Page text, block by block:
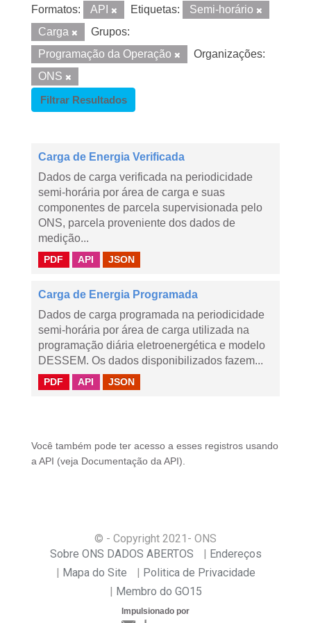
Formatos: API Etiquetas:
Semi-horário
Carga
Grupos:
Programação da Operação
Organizações:
ONS
Filtrar Resultados
Carga de Energia Verificada
Dados de carga verificada na periodicidade
semi-horária por área de carga e suas
componentes de parcela supervisionada pelo
ONS, parcela proveniente dos dados de
medição...
PDF API JSON
Carga de Energia Programada
Dados de carga programada na periodicidade
semi-horária por área de carga utilizada na
programação diária eletroenergética e modelo
DESSEM. Os dados disponibilizados fazem...
PDF API JSON
Você também pode ter acesso a esses registros usando
a API (veja Documentação da API ).
© - Copyright 2021 - ONS
Sobre ONS DADOS ABERTOS
Endereços
Mapa do Site
Politica de Privacidade
Membro do GO15
Impulsionado por